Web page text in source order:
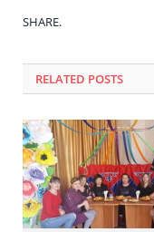
SHARE.
RELATED POSTS